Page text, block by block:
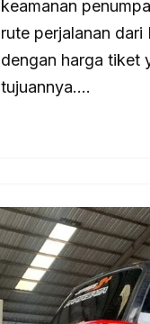
keamanan
rute perjalanan
dengan harga tiket
tujuannya.…